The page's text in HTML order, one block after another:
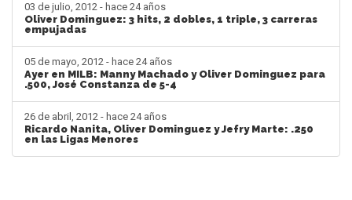
03 de julio, 2012 - hace 24 años
Oliver Dominguez: 3 hits, 2 dobles, 1 triple, 3 carreras
empujadas
05 de mayo, 2012 - hace 24 años
Ayer en MILB: Manny Machado y Oliver Dominguez para
.500, José Constanza de 5-4
26 de abril, 2012 - hace 24 años
Ricardo Nanita, Oliver Dominguez y Jefry Marte: .250
en las Ligas Menores